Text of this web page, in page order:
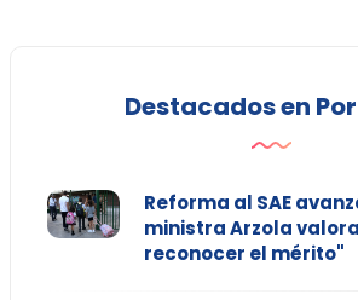
Destacados en
Reforma al SAE
ministra Arzola
reconocer el mérito"